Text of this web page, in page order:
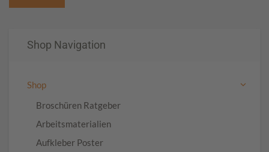
Shop Navigation
Shop
Broschüren Ratgeber
Arbeitsmaterialien
Aufkleber Poster